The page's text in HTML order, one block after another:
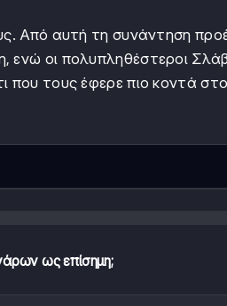
Από αυτή τη συνάντηση
ενώ οι πολυπληθέστεροι
που τους έφερε πιο κοντά
ως επίσημη;